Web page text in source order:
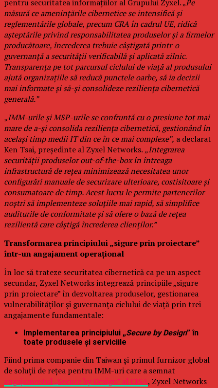
pentru securitatea informațiilor al Grupului Zyxel. „Pe
măsură ce amenințările cibernetice se intensifică și
reglementările globale, precum CRA în cadrul UE, ridică
așteptările privind responsabilitatea produselor și a firmelor
producătoare, încrederea trebuie câștigată printr-o
guvernanță a securității verificabilă și aplicată zilnic.
Transparența pe tot parcursul ciclului de viață al produsului
ajută organizațiile să reducă punctele oarbe, să ia decizii
mai informate și să-și consolideze reziliența cibernetică
generală.”
„IMM-urile și MSP-urile se confruntă cu o presiune tot mai
mare de a-și consolida reziliența cibernetică, gestionând în
același timp medii IT din ce în ce mai complexe”, a declarat
Ken Tsai, președinte al Zyxel Networks. „Integrarea
securității produselor out-of-the-box în întreaga
infrastructură de rețea minimizează necesitatea unor
configurări manuale de securizare ulterioare, costisitoare și
consumatoare de timp. Acest lucru le permite partenerilor
noștri să implementeze soluțiile mai rapid, să simplifice
auditurile de conformitate și să ofere o bază de rețea
rezilientă care câștigă încrederea clienților.”
Transformarea principiului „sigure prin proiectare”
într-un angajament operațional
În loc să trateze securitatea cibernetică ca pe un aspect
secundar, Zyxel Networks integrează principiile „sigure
prin proiectare” în dezvoltarea produselor, gestionarea
vulnerabilităților și guvernanța ciclului de viață prin trei
angajamente fundamentale:
Implementarea principiului „Secure by Design” în
toate produsele și serviciile
Fiind prima companie din Taiwan și primul furnizor global
de soluții de rețea pentru IMM-uri care a semnat
angajamentul „Secure by Design” al CISA, Zyxel Networks